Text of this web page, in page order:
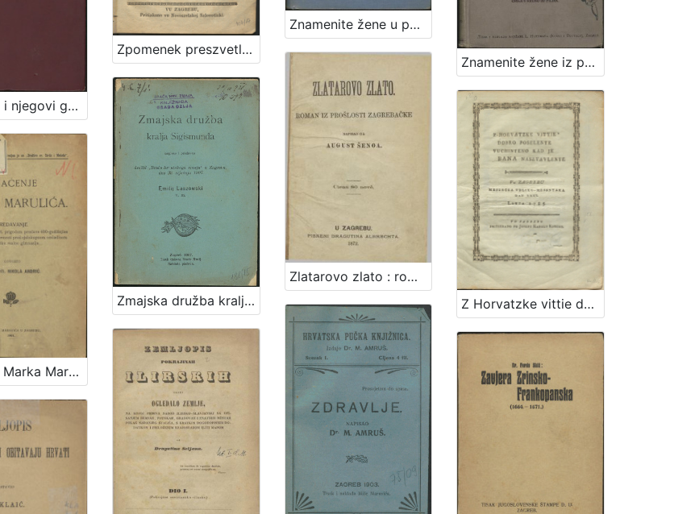
Zrin grad i njegovi gospodari : [sa rodoslovjem županah i knezovah bribirskih i zrinskih] / napisao Ivan Kukuljević Sakcinski
Zpomenek preszvetloga ... Barthola Patachich, ... kada vu farnoj czirkvi verbovechki szvoje proti tak Vrednomu Thovarushu Lyubavi ... v-dova Eleonora Patachich z-dosztojnum Pompum dalaje zverssiti Dan 14. Meszecza Aprilisa Letta 1817, / na pervo posztavlyen od Janussa Chanyi ...
Znamenite žene u povjesti i pričama / sastavila Marija Jambrišak
Znamenite žene iz priče i poviesti / sastavila Marija Jambrišakova
Značenje Marka Marulića : predavanje držano 7. stud. 1901. prigodom proslave 400-godišnjice hrvatske umjetne književnosti pred cjelokupnom omladinom zagrebačke realne gimnazije / govorio Nikola Andrić
Zmajska družba kralja Sigismunda / napisao i predavao družbi "Braće hrvatskoga zmaja" u Zagrebu, dne 23. siječnja 1907. Emilij Laszowski
Zlatarovo zlato : roman iz prošlosti zagrebačke / napisao ga August Šenoa
Z Horvatzke vittie dobro poselenye vuchinyeno kad je bana nasztavlenye : vu Zagrebu meszecza veliko-messnyaka dan XXXI. letta 1785